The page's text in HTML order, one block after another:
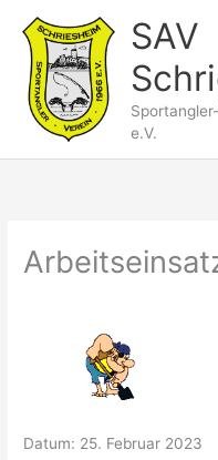
Inhalt
springen
SAV
e.V.
Datum: 25. Februar 2023